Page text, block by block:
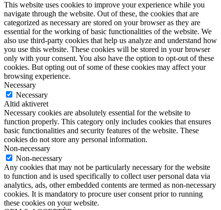
This website uses cookies to improve your experience while you
navigate through the website. Out of these, the cookies that are
categorized as necessary are stored on your browser as they are
essential for the working of basic functionalities of the website. We
also use third-party cookies that help us analyze and understand how
you use this website. These cookies will be stored in your browser
only with your consent. You also have the option to opt-out of these
cookies. But opting out of some of these cookies may affect your
browsing experience.
Necessary
Necessary
Altid aktiveret
Necessary cookies are absolutely essential for the website to
function properly. This category only includes cookies that ensures
basic functionalities and security features of the website. These
cookies do not store any personal information.
Non-necessary
Non-necessary
Any cookies that may not be particularly necessary for the website
to function and is used specifically to collect user personal data via
analytics, ads, other embedded contents are termed as non-necessary
cookies. It is mandatory to procure user consent prior to running
these cookies on your website.